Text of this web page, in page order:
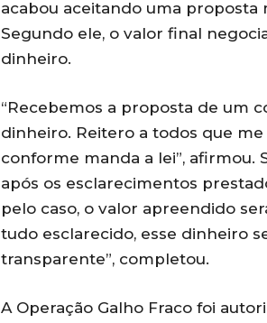
acabou aceitando uma
Segundo ele, o valor final
dinheiro.
“Recebemos a proposta de um
dinheiro. Reitero a todos que
conforme manda a lei”, afirmou.
após os esclarecimentos
pelo caso, o valor apreendido
tudo esclarecido, esse dinheiro
transparente”, completou.
A Operação Galho Fraco foi